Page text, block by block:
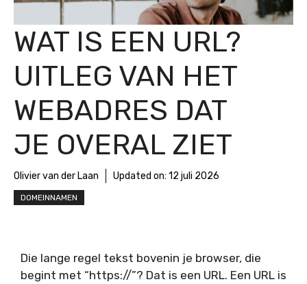
WAT IS EEN URL?
UITLEG VAN HET
WEBADRES DAT
JE OVERAL ZIET
Olivier van der Laan Updated on: 12 juli 2026
DOMEINNAMEN
Die lange regel tekst bovenin je browser, die
begint met “https://”? Dat is een URL. Een URL is